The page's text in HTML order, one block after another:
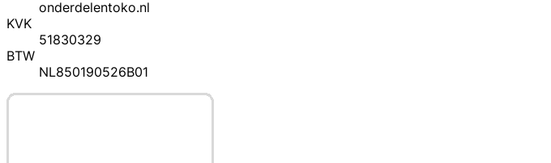
onderdelentoko.nl
KVK
51830329
BTW
NL850190526B01